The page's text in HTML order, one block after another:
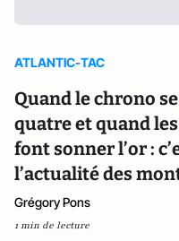
ATLANTIC-TAC
Quand le chrono
quatre et quand
font sonner l’or :
l’actualité des
Grégory Pons
1 min de lecture